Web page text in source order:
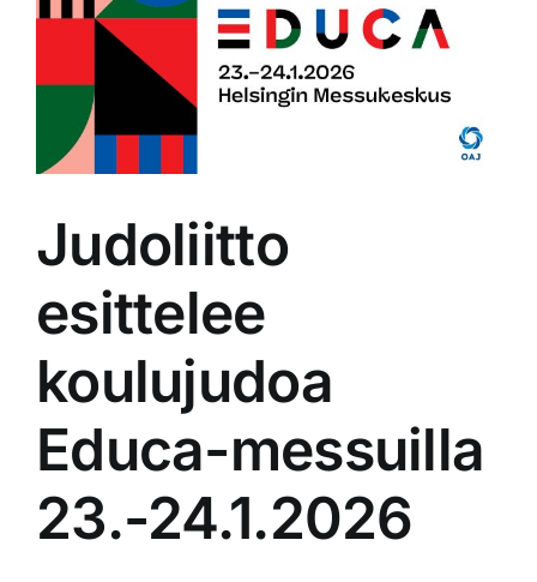
isompana
Judoliitto
esittelee
koulujudoa
Educa-messuilla
23.-24.1.2026